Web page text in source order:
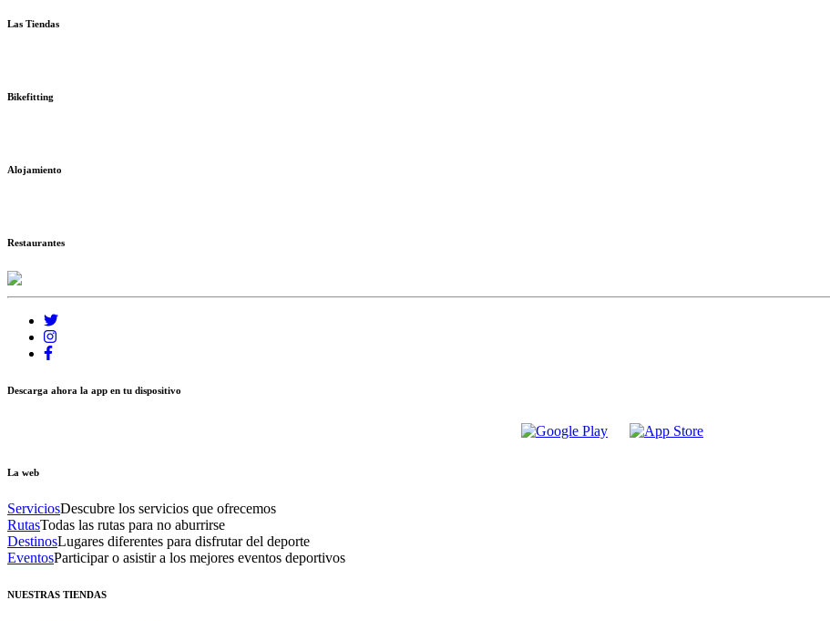
Las Tiendas
Bikefitting
Alojamiento
Restaurantes
Descarga ahora la app en tu dispositivo
La web
ServiciosDescubre los servicios que ofrecemos
RutasTodas las rutas para no aburrirse
DestinosLugares diferentes para disfrutar del deporte
EventosParticipar o asistir a los mejores eventos deportivos
NUESTRAS TIENDAS